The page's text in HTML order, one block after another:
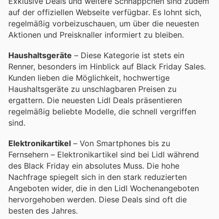
auf der offiziellen Webseite verfügbar. Es lohnt sich,
regelmäßig vorbeizuschauen, um über die neuesten
Aktionen und Preisknaller informiert zu bleiben.
Haushaltsgeräte – Diese Kategorie ist stets ein
Renner, besonders im Hinblick auf Black Friday Sales.
Kunden lieben die Möglichkeit, hochwertige
Haushaltsgeräte zu unschlagbaren Preisen zu
ergattern. Die neuesten Lidl Deals präsentieren
regelmäßig beliebte Modelle, die schnell vergriffen
sind.
Elektronikartikel – Von Smartphones bis zu
Fernsehern – Elektronikartikel sind bei Lidl während
des Black Friday ein absolutes Muss. Die hohe
Nachfrage spiegelt sich in den stark reduzierten
Angeboten wider, die in den Lidl Wochenangeboten
hervorgehoben werden. Diese Deals sind oft die
besten des Jahres.